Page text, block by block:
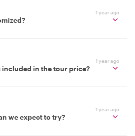
1 year ago
1 year ago
included in the tour price?
1 year ago
we expect to try?